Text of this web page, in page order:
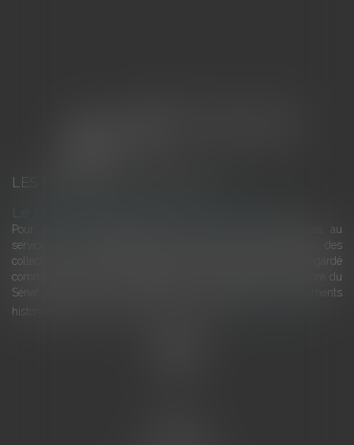
LES DERNIÈRES ACTUALITÉS
Le joug léger des monuments historiques
Pour une gestion patrimoniale des monuments historiques au
service du développement économique et touristique des
collectivités Le monument historique a longtemps été regardé
comme une charge. Le rapport que la commission de la culture du
Sénat a consacré, en juillet 2026, à la gestion des monuments
historiques invite à y voir aussi une ressour...